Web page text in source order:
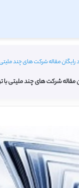
رایگان مقاله شرکت های چند
مقاله شرکت های چند ملیتی با